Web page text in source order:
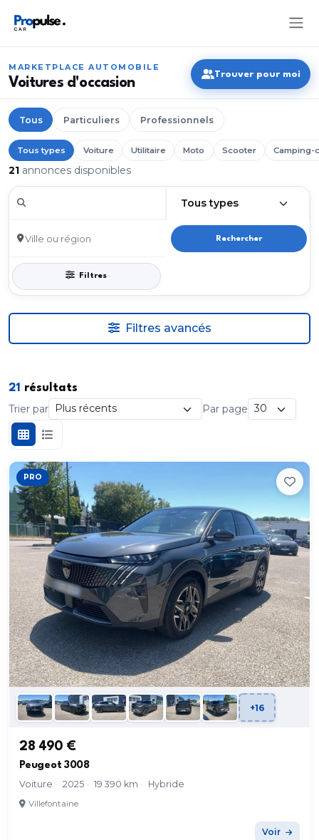
MARKETPLACE AUTOMOBILE
Voitures d'occasion
Trouver pour moi
Tous Particuliers Professionnels
Tous types Voiture Utilitaire Moto Scooter Camping-
21 annonces disponibles
Rechercher
Filtres
Filtres avancés
21 résultats
Trier par Par page
PRO
+16
28 490 €
Peugeot 3008
Voiture · 2025 · 19 390 km · Hybride
Villefontaine
Voir